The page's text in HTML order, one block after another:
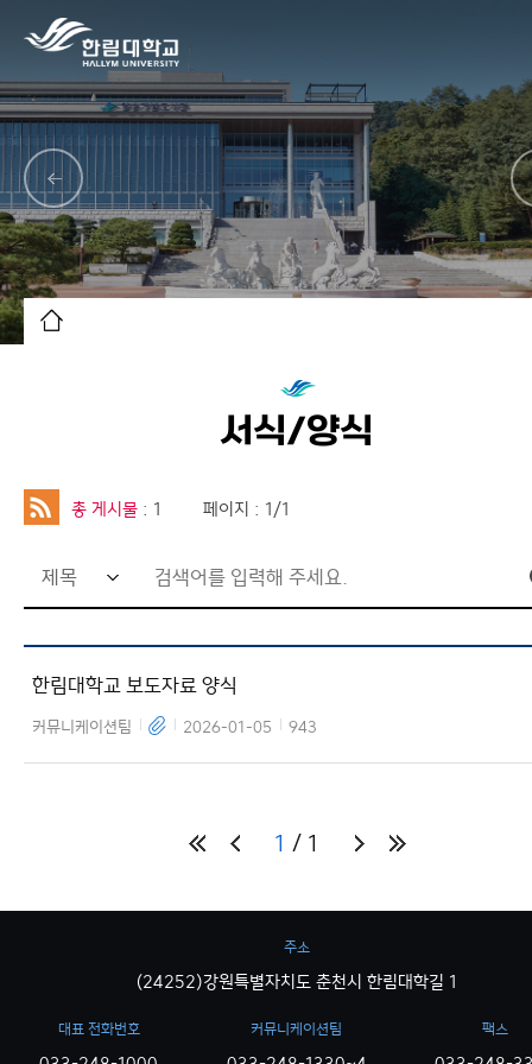
서식/양식
총 게시물 : 1 페이지 : 1/1
검
색
어
입
력
창
한림대학교 보도자료 양식
커뮤니케이션팀 2026-01-05 943
1 1
주소
(24252)강원특별자치도 춘천시 한림대학길 1
대표 전화번호 커뮤니케이션팀 팩스